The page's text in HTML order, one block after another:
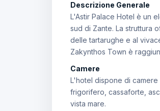
Descrizione Generale
L'Astir Palace Hotel è un
sud di Zante. La struttura
delle tartarughe e al
Zakynthos Town è
Camere
L'hotel dispone di
frigorifero, cassaforte,
vista mare.